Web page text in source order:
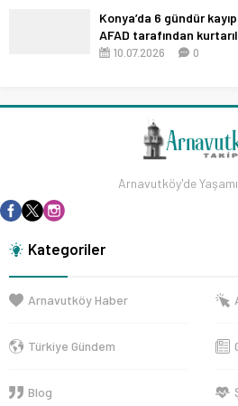
Konya’da 6 gündür
AFAD tarafından
10.07.2026 0
Arnavutköy'de
Kategoriler
Arnavutköy Haber
Türkiye Gündem
Blog